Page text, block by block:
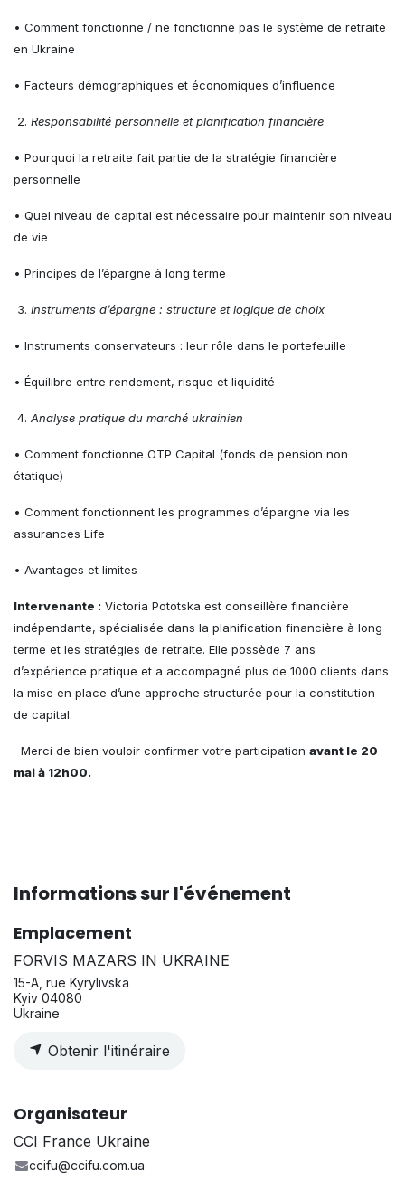
• Comment fonctionne / ne fonctionne pas le système de retraite
en Ukraine
• Facteurs démographiques et économiques d’influence
2. Responsabilité personnelle et planification financière
• Pourquoi la retraite fait partie de la stratégie financière
personnelle
• Quel niveau de capital est nécessaire pour maintenir son niveau
de vie
• Principes de l’épargne à long terme
3. Instruments d’épargne : structure et logique de choix
• Instruments conservateurs : leur rôle dans le portefeuille
• Équilibre entre rendement, risque et liquidité
4. Analyse pratique du marché ukrainien
• Comment fonctionne OTP Capital (fonds de pension non
étatique)
• Comment fonctionnent les programmes d’épargne via les
assurances Life
• Avantages et limites
Intervenante : Victoria Pototska est conseillère financière
indépendante, spécialisée dans la planification financière à long
terme et les stratégies de retraite. Elle possède 7 ans
d’expérience pratique et a accompagné plus de 1000 clients dans
la mise en place d’une approche structurée pour la constitution
de capital.
Merci de bien vouloir confirmer votre participation avant le 20
mai à 12h00.
Informations sur l'événement
Emplacement
FORVIS MAZARS IN UKRAINE
15-A, rue Kyrylivska
Kyiv 04080
Ukraine
Obtenir l'itinéraire
Organisateur
CCI France Ukraine
ccifu@ccifu.com.ua